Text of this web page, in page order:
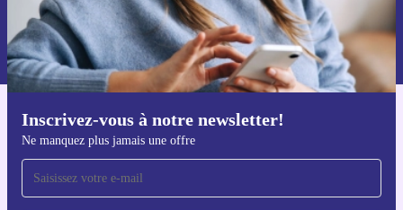
Inscrivez-vous à notre newsletter!
Ne manquez plus jamais une offre
S'inscrire
Retrouvez les informations sur l'utilisation des données personnelles
dans notre
politique de confidentialité.
Téléchargez l'application refurbed
Pour iOS et Android